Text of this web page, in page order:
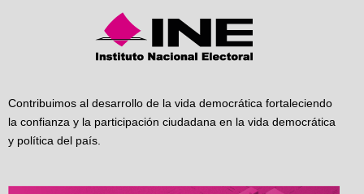
Contribuimos al desarrollo de la vida democrática fortaleciendo
la confianza y la participación ciudadana en la vida democrática
y política del país.